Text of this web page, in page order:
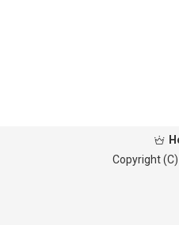
Copyright